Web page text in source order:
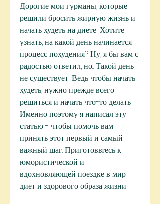
Дорогие мои гурманы, которые
решили бросить жирную жизнь и
начать худеть на диете! Хотите
узнать, на какой день начинается
процесс похудения? Ну, я бы вам с
радостью ответил, но... Такой день
не существует! Ведь чтобы начать
худеть, нужно прежде всего
решиться и начать что-то делать.
Именно поэтому я написал эту
статью - чтобы помочь вам
принять этот первый и самый
важный шаг. Приготовьтесь к
юмористической и
вдохновляющей поездке в мир
диет и здорового образа жизни!